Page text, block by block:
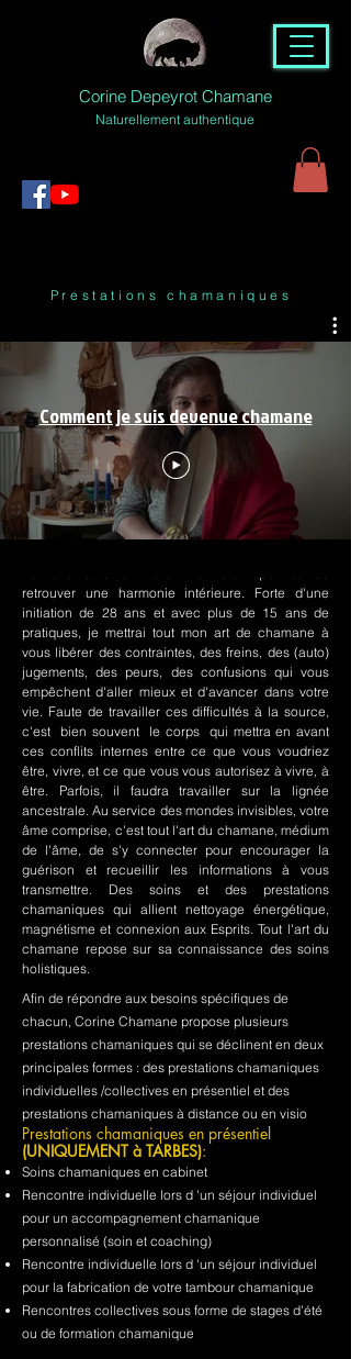
Corine Depeyrot Chamane
Naturellement authentique
Prestations chamaniques
Comment je suis devenue chamane
retrouver une harmonie intérieure. Forte d'une
initiation de 28 ans et avec plus de 15 ans de
pratiques, je mettrai tout mon art de chamane à
vous libérer des contraintes, des freins, des (auto)
jugements, des peurs, des confusions qui vous
empêchent d'aller mieux et d'avancer dans votre
vie. Faute de travailler ces difficultés à la source,
c'est bien souvent le corps qui mettra en avant
ces conflits internes entre ce que vous voudriez
être, vivre, et ce que vous vous autorisez à vivre, à
être. Parfois, il faudra travailler sur la lignée
ancestrale. Au service des mondes invisibles, votre
âme comprise, c'est tout l'art du chamane, médium
de l'âme, de s'y connecter pour encourager la
guérison et recueillir les informations à vous
transmettre. Des soins et des prestations
chamaniques qui allient nettoyage énergétique,
magnétisme et connexion aux Esprits. Tout l'art du
chamane repose sur sa connaissance des soins
holistiques.
Afin de répondre aux besoins spécifiques de
chacun, Corine Chamane propose plusieurs
prestations chamaniques qui se déclinent en deux
principales formes : des prestations chamaniques
individuelles /collectives en présentiel et des
prestations chamaniques à distance ou en visio
Prestations chamaniques en présentiel
(UNIQUEMENT à TARBES):
Soins chamaniques en cabinet
Rencontre individuelle lors d 'un séjour individuel
pour un accompagnement chamanique
personnalisé (soin et coaching)
Rencontre individuelle lors d 'un séjour individuel
pour la fabrication de votre tambour chamanique
Rencontres collectives sous forme de stages d'été
ou de formation chamanique